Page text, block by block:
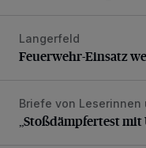
Feuerwehr-Einsatz
Langerfeld
Feuerwehr-Einsatz
„Stoßdämpfertest mit
Briefe von Leserinnen
„Stoßdämpfertest